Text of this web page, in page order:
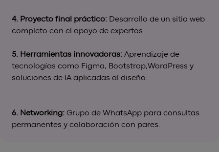
4. Proyecto final práctico: Desarrollo de un sitio web
completo con el apoyo de expertos.
5. Herramientas innovadoras: Aprendizaje de
tecnologías como Figma, Bootstrap,WordPress y
soluciones de IA aplicadas al diseño.
6. Networking: Grupo de WhatsApp para consultas
permanentes y colaboración con pares.